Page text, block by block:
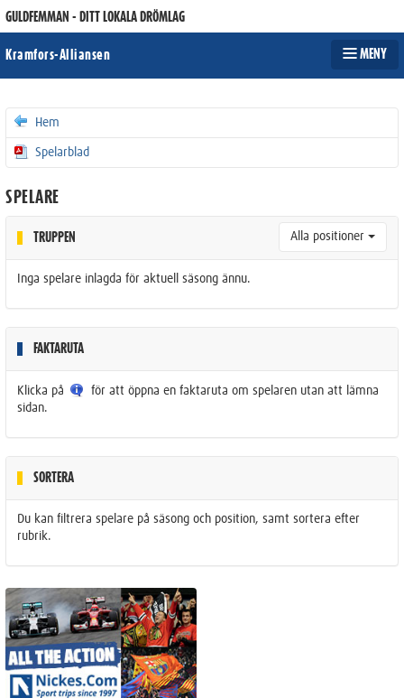
GULDFEMMAN - DITT LOKALA DRÖMLAG
Kramfors-Alliansen MENY
Hem
Spelarblad
SPELARE
TRUPPEN Alla positioner
Inga spelare inlagda för aktuell säsong ännu.
FAKTARUTA
Klicka på
för att öppna en faktaruta om spelaren utan att lämna
sidan.
SORTERA
Du kan filtrera spelare på säsong och position, samt sortera efter
rubrik.